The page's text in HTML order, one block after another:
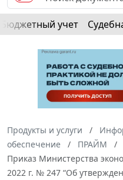
Бюджетный учет
Продукты и услуги
обеспечение
ПРАЙМ
Приказ Министерства
2022 г. № 247 “Об